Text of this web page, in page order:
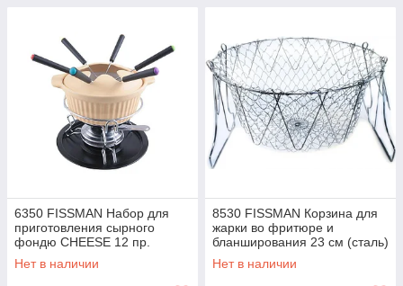
6350 FISSMAN Набор для
приготовления сырного
фондю CHEESE 12 пр.
(керамика)
Нет в наличии
8530 FISSMAN Корзина для
жарки во фритюре и
бланширования 23 см (сталь)
Нет в наличии